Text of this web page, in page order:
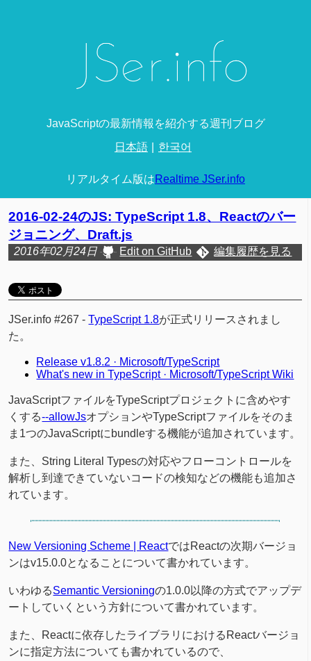
JavaScriptの最新情報を紹介する週刊ブログ
日本語 한국어
リアルタイム版はRealtime JSer.info
2016-02-24のJS: TypeScript 1.8、Reactのバー
ジョニング、Draft.js
2016年02月24日 Edit on GitHub 編集履歴を見る
JSer.info #267 -TypeScript 1.8が正式リリースされまし
た。
Release v1.8.2 · Microsoft/TypeScript
What's new in TypeScript · Microsoft/TypeScript Wiki
JavaScriptファイルをTypeScriptプロジェクトに含めやす
くする--allowJsオプションやTypeScriptファイルをそのま
ま1つのJavaScriptにbundleする機能が追加されています。
また、String Literal Typesの対応やフローコントロールを
解析し到達できていないコードの検知などの機能も追加さ
れています。
New Versioning Scheme | ReactではReactの次期バージョ
ンはv15.0.0となることについて書かれています。
いわゆるSemantic Versioningの1.0.0以降の方式でアップデ
ートしていくという方針について書かれています。
また、Reactに依存したライブラリにおけるReactバージョ
ンに指定方法についても書かれているので、